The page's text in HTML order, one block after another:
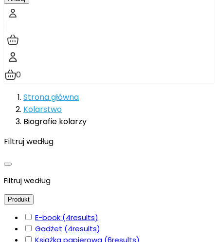
0
Strona główna
Kolarstwo
Biografie kolarzy
Filtruj według
Filtruj według
Produkt
E-book (4results)
Gadżet (4results)
Książka papierowa (6results)